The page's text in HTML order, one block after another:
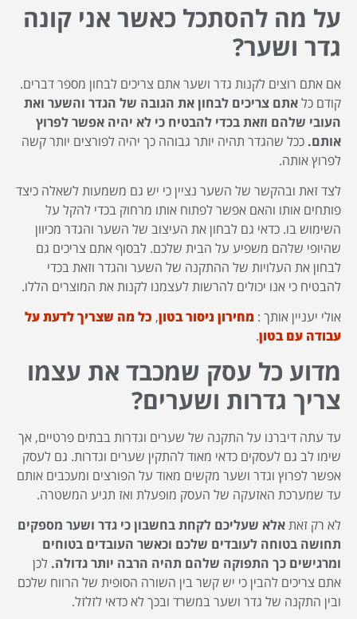
על מה להסתכל כאשר אני קונה
גדר ושער?
אם אתם רוצים לקנות גדר ושער אתם צריכים לבחון מספר דברים.
קודם כלאתם צריכים לבחון את הגובה של הגדר והשער ואת
העובי שלהם וזאת בכדי להבטיח כי לא יהיה אפשר לפרוץ
אותם. ככל שהגדר תהיה יותר גבוהה כך יהיה לפורצים יותר קשה
לפרוץ אותה.
לצד זאת ובהקשר של השער נציין כי יש גם משמעות לשאלה כיצד
פותחים אותו והאם אפשר לפתוח אותו מרחוק בכדי להקל על
השימוש בו. כדאי גם לבחון את העיצוב של השער והגדר מכיוון
שהיופי שלהם משפיע על הבית שלכם. לבסוף אתם צריכים גם
לבחון את העלויות של ההתקנה של השער והגדר וזאת בכדי
להבטיח כי אנו יכולים להרשות לעצמנו לקנות את המוצרים הללו.
אולי יעניין אותך : מחירון ניסור בטון, כל מה שצריך לדעת על
עבודה עם בטון.
מדוע כל עסק שמכבד את עצמו
צריך גדרות ושערים?
עד עתה דיברנו על התקנה של שערים וגדרות בבתים פרטיים, אך
שימו לב גם לעסקים כדאי מאוד להתקין שערים וגדרות. גם לעסק
אפשר לפרוץ וגדר ושער מקשים מאוד על הפורצים ומעכבים אותם
עד שמערכת האזעקה של העסק מופעלת ואז תגיע המשטרה.
לא רק זאתאלא שעליכם לקחת בחשבון כי גדר ושער מספקים
תחושה בטוחה לעובדים שלכם וכאשר העובדים בטוחים
ומרגישים כך התפוקה שלהם תהיה הרבה יותר גדולה. לכן
אתם צריכים להבין כי יש קשר בין השורה הסופית של הרווח שלכם
ובין התקנה של גדר ושער במשרד ובכך לא כדאי לזלזל.